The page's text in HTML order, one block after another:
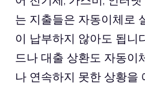
는 지출들은 자동이체로
이 납부하지 않아도 됩니
드나 대출 상환도 자동이
나 연속하지 못한 상황을